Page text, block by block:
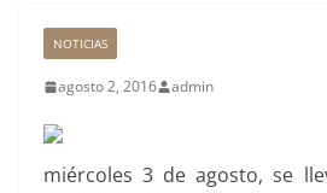
NOTICIAS
agosto 2, 2016 admin
miércoles 3 de agosto, se